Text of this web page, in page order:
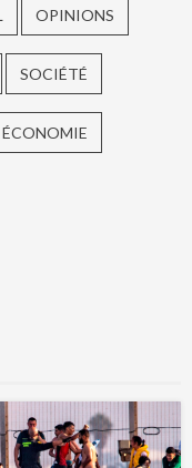
OPINIONS
SOCIÉTÉ
ÉCONOMIE